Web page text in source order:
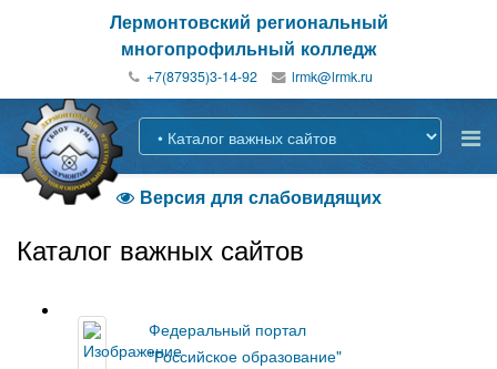
Лермонтовский региональный
многопрофильный колледж
+7(87935)3-14-92
Версия для слабовидящих
Каталог важных сайтов
Федеральный портал
"Российское образование"